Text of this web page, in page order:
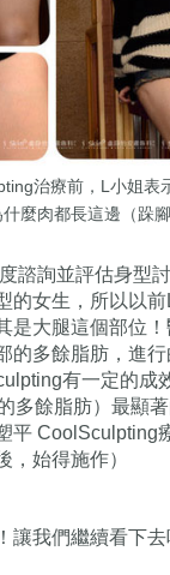
治療前，L小姐表
麼肉都長這邊（跺腳
諮詢並評估身型
的女生，所以以
是大腿這個部位
的多餘脂肪，進
有一定的成
多餘脂肪）最顯
平 CoolSculpting
，始得施作）
讓我們繼續看下去